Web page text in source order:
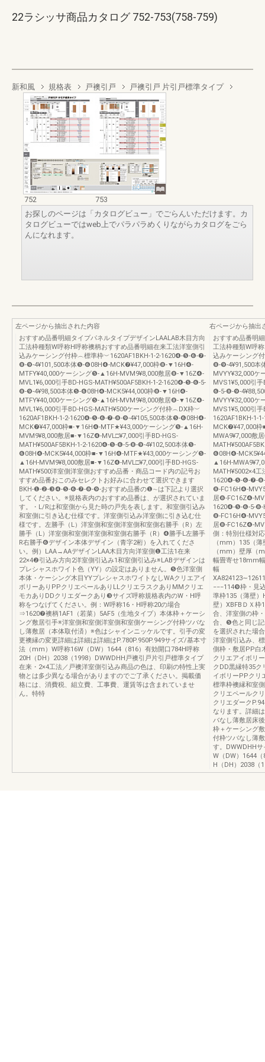
22ラシッサ商品カタログ 752-753(758-759)
新和風 規格表 戸襖引戸 戸襖引戸 片引戸標準タイプ
752
753
お探しのページは「カタログビュー」でごらんいただけます。カ
タログビューではweb上でパラパラめくりながらカタログをごら
んになれます。
左ページから抽出された内容
おすすめ品番明細タイプパネルタイプデザインLAALAB木目方向
工法枠種類W呼称H呼称襖柄おすすめ品番明細在来工法洋室側引
込みケーシング付枠︵標準枠︶1620AF1BKH-1-2-1620❹-❺-❻-❼-
❽-❾-4¥101,500本体❺-❻08H❹-MCK❼¥47,000枠❽-▼16H❹-
MTFY¥40,000ケーシング❺-▲16H-MVM9¥8,000敷居❽-▼16Z❹-
MVL1¥6,000引手BD-HGS-MATH¥500AF5BKH-1-2-1620❹-❺-❻-5-
❽-❾-4¥98,500本体❺-❻08H❹-MCK5¥44,000枠❽-▼16H❹-
MTFY¥40,000ケーシング❺-▲16H-MVM9¥8,000敷居❽-▼16Z❹-
MVL1¥6,000引手BD-HGS-MATH¥500ケーシング付枠︵DX枠︶
1620AF1BKH-1-2-1620❹-❺-❻-❼-❽-❾-4¥105,500本体❺-❻08H❹-
MCK❼¥47,000枠■-▼16H❹-MTF★¥43,000ケーシング❺-▲16H-
MVM9¥8,000敷居■-▼16Z❹-MVL□¥7,000引手BD-HGS-
MATH¥500AF5BKH-1-2-1620❹-❺-❻-5-❽-❾-4¥102,500本体❺-
❻08H❹-MCK5¥44,000枠■-▼16H❹-MTF★¥43,000ケーシング❺-
▲16H-MVM9¥8,000敷居■-▼16Z❹-MVL□¥7,000引手BD-HGS-
MATH¥500洋室側洋室側おすすめ品番・商品コード内の記号お
すすめ品番おこのみセレクトお好みに合わせて選択できます
BKH-❶-❷-❸❹-❺-❻-❼-❽-❾-おすすめ品番の❶∼は下記より選択
してください。※規格表内のおすすめ品番は、が選択されていま
す。・L/Rは和室側から見た時の戸先を表します。和室側引込み
和室側に引き込む仕様です。洋室側引込み洋室側に引き込む仕
様です。左勝手（L）洋室側和室側洋室側和室側右勝手（R）左
勝手（L）洋室側和室側洋室側和室側右勝手（R）❹勝手L左勝手
R右勝手❻デザイン本体デザイン（青字2桁）を入れてくださ
い。例）LAA→AAデザインLAA木目方向洋室側❶工法1在来
22×4❷引込み方向2洋室側引込み1和室側引込み※LABデザインは
プレシャスホワイト色（YY）の設定はありません。❺色洋室側
本体・ケーシング木目YYプレシャスホワイトなしWAクリエアイ
ボリーありPPクリエペールありLLクリエラスクありMMクリエ
モカありDDクリエダークあり❸サイズ呼称規格表内のW・H呼
称をつなげてください。例：W呼称16・H呼称20の場合
⇒1620❼襖柄1AF1（若菜）5AF5（生地タイプ）本体枠＋ケーシ
ング敷居引手※洋室側和室側洋室側和室側ケーシング付枠ツバな
し薄敷居（本体取付済）※色はシャインニッケルです。引手の変
更襖縁の変更詳細は詳細は詳細はP.780P.950P.949サイズ/基本寸
法（mm）W呼称16W（DW）1644（816）有効開口784H呼称
20H（DH）2038（1998）DWWDHH戸襖引戸片引戸標準タイプ
在来・2×4工法／戸襖洋室側引込み商品の色は、印刷の特性上実
物とは多少異なる場合がありますのでご了承ください。掲載価
格には、消費税、組立費、工事費、運賃等は含まれていませ
ん。特特
右ページから抽出
おすすめ品番明
工法枠種類W呼
込みケーシング
❽-❾-4¥91,500
MVYY¥32,000
MVS1¥5,000引
❻-5-❽-❾-
MVYY¥32,000
MVS1¥5,000引
1620AF1BKH-
MCK❼¥47,000
MWA9¥7,000敷
❻08H❹-
▲16H-
MATH¥5002×4工
1620❹-❺-❻-❼-❽-
❽-FC16H❹-
居❽-FC16Z❹-
1620❹-❺-❻-5-❽-
❽-FC16H❹-
居❽-FC16Z❹-
側：特別仕様対
（mm）135（
（mm）壁厚（
幅畳寄せ18mm
幅
−−−114❾枠・見
準枠135（薄壁）
壁）XBFBＤＸ枠
合、洋室側の枠
合、❺色と同じ
を選択された場
洋室側引込み、
側枠・敷居PP白
クリエアイボリ
クDD黒縁特35ク
イボリーPPクリ
標準枠襖縁和室
クリエペールク
クリエダーク
なります。詳細
バなし薄敷居床
枠＋ケーシング
付枠ツバなし薄
す。DWWDHH
W（DW）1644
H（DH）2038（